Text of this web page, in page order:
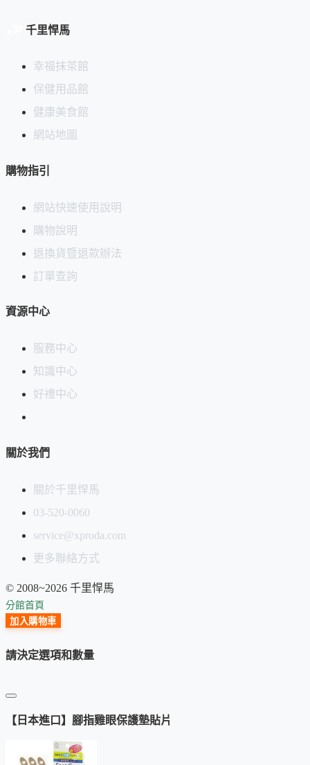
千里悍馬
幸福抹茶館
保健用品館
健康美食館
網站地圖
購物指引
網站快速使用說明
購物說明
退換貨暨退款辦法
訂單查詢
資源中心
服務中心
知識中心
好禮中心
關於我們
關於千里悍馬
03-520-0060
service@xproda.com
更多聯絡方式
© 2008~2026 千里悍馬
分館首頁
加入購物車
請決定選項和數量
【日本進口】腳指雞眼保護墊貼片